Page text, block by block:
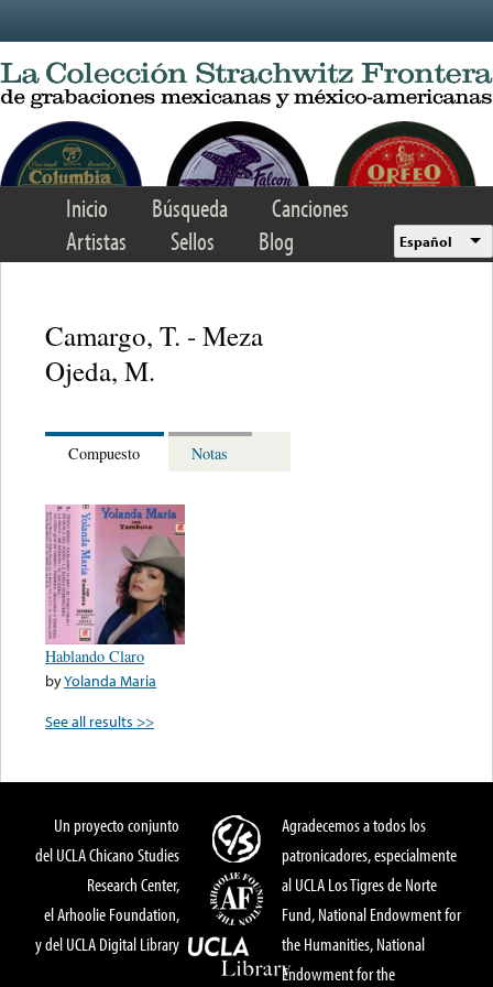
Inicio Búsqueda
Canciones
Artistas
Sellos Blog Español
Camargo, T. - Meza
Ojeda, M.
Compuesto Notas
Hablando Claro
byYolanda Maria
See all results >>
Un proyecto conjunto
del UCLA Chicano Studies
Research Center,
el Arhoolie Foundation,
y del UCLA Digital Library
Agradecemos a todos los
patronicadores, especialmente
al UCLA Los Tigres de Norte
Fund, National Endowment for
the Humanities, National
Endowment for the